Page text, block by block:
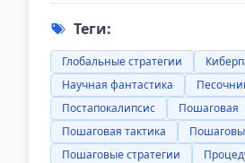
Теги:
Глобальные стратегии
Научная фантастика
Постапокалипсис
Пошаговая
Пошаговая тактика
Пошаговые стратегии